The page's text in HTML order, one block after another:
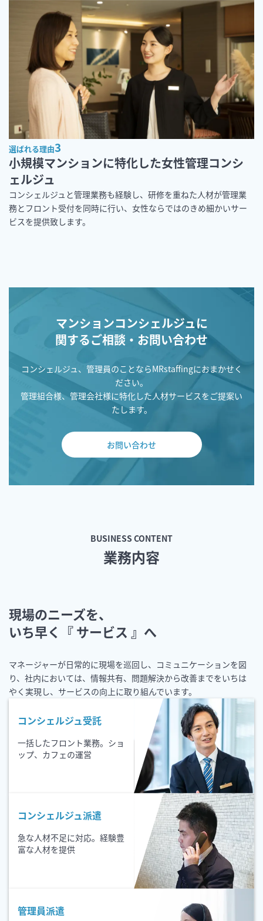
選ばれる理由3
小規模マンションに特化した女性管理コンシ
ェルジュ
コンシェルジュと管理業務も経験し、研修を重ねた人材が管理業
務とフロント受付を同時に行い、女性ならではのきめ細かいサー
ビスを提供致します。
マンションコンシェルジュに
関するご相談・お問い合わせ
コンシェルジュ、管理員のことならMRstaffingにおまかせく
ださい。
管理組合様、管理会社様に特化した人材サービスをご提案い
たします。
お問い合わせ
BUSINESS CONTENT
業務内容
現場のニーズを、
いち早く『 サービス 』へ
マネージャーが日常的に現場を巡回し、コミュニケーションを図
り、社内においては、情報共有、問題解決から改善までをいちは
やく実現し、サービスの向上に取り組んでいます。
コンシェルジュ受託
一括したフロント業務。ショ
ップ、カフェの運営
コンシェルジュ派遣
急な人材不足に対応。経験豊
富な人材を提供
管理員派遣